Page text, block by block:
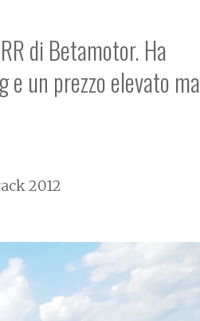
di Betamotor. Ha
un prezzo elevato ma
2012